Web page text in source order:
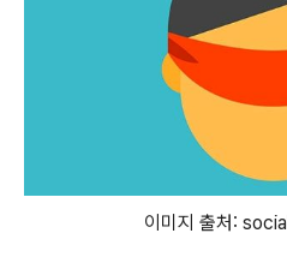
이미지 출처: